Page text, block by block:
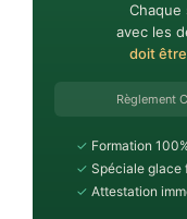
Chaque
avec les
doit
Règlement
✓ Formation
✓ Spéciale glace
✓ Attestation